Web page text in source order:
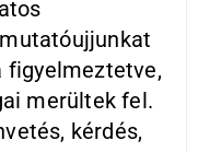
figyelmeztetve,
merültek fel.
kérdés,